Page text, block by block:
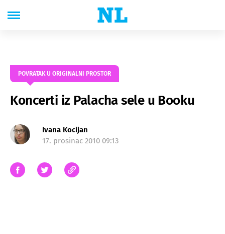
POVRATAK U ORIGINALNI PROSTOR
Koncerti iz Palacha sele u Booku
Ivana Kocijan
17. prosinac 2010 09:13